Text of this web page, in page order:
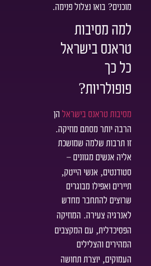
מוכנים? בואו נצלול פנימה.
למה מסיבות
טראנס בישראל
כל כך
פופולריות?
מסיבות טראנס בישראלהן
הרבה יותר מסתם מוזיקה.
זו תרבות שלמה שמושכת
אליה אנשים מגוונים –
סטודנטים, אנשי הייטק,
תיירים ואפילו מבוגרים
שרוצים להתחבר מחדש
לאנרגיה צעירה. המוזיקה
הפסיכדלית, עם המקצבים
המהירים והצלילים
העמוקים, יוצרת תחושה